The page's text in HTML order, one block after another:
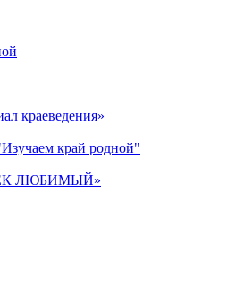
краеведения»
край родной"
ЛЮБИМЫЙ»